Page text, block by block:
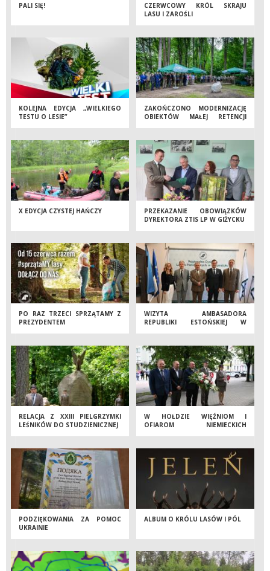
PALI SIĘ!
CZERWCOWY KRÓL SKRAJU
LASU I ZAROŚLI
KOLEJNA EDYCJA „WIELKIEGO
TESTU O LESIE”
ZAKOŃCZONO MODERNIZACJĘ
OBIEKTÓW MAŁEJ RETENCJI
X EDYCJA CZYSTEJ HAŃCZY
PRZEKAZANIE OBOWIĄZKÓW
DYREKTORA ZTIS LP W GIŻYCKU
PO RAZ TRZECI SPRZĄTAMY Z
PREZYDENTEM
WIZYTA AMBASADORA
REPUBLIKI ESTOŃSKIEJ W
RELACJA Z XXIII PIELGRZYMKI
LEŚNIKÓW DO STUDZIENICZNEJ
W HOŁDZIE WIĘŹNIOM I
OFIAROM NIEMIECKICH
PODZIĘKOWANIA ZA POMOC
UKRAINIE
ALBUM O KRÓLU LASÓW I PÓL